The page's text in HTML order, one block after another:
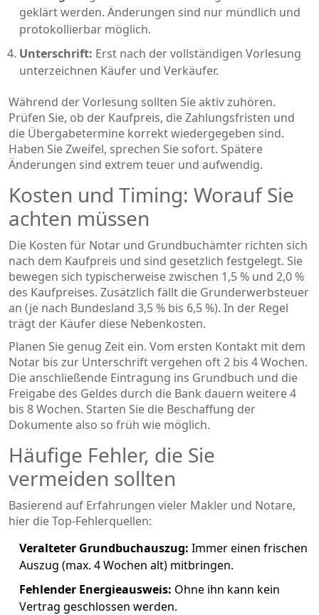
geklärt werden. Änderungen sind nur mündlich und
protokollierbar möglich.
Unterschrift: Erst nach der vollständigen Vorlesung
unterzeichnen Käufer und Verkäufer.
Während der Vorlesung sollten Sie aktiv zuhören.
Prüfen Sie, ob der Kaufpreis, die Zahlungsfristen und
die Übergabetermine korrekt wiedergegeben sind.
Haben Sie Zweifel, sprechen Sie sofort. Spätere
Änderungen sind extrem teuer und aufwendig.
Kosten und Timing: Worauf Sie
achten müssen
Die Kosten für Notar und Grundbuchämter richten sich
nach dem Kaufpreis und sind gesetzlich festgelegt. Sie
bewegen sich typischerweise zwischen 1,5 % und 2,0 %
des Kaufpreises. Zusätzlich fällt die Grunderwerbsteuer
an (je nach Bundesland 3,5 % bis 6,5 %). In der Regel
trägt der Käufer diese Nebenkosten.
Planen Sie genug Zeit ein. Vom ersten Kontakt mit dem
Notar bis zur Unterschrift vergehen oft 2 bis 4 Wochen.
Die anschließende Eintragung ins Grundbuch und die
Freigabe des Geldes durch die Bank dauern weitere 4
bis 8 Wochen. Starten Sie die Beschaffung der
Dokumente also so früh wie möglich.
Häufige Fehler, die Sie
vermeiden sollten
Basierend auf Erfahrungen vieler Makler und Notare,
hier die Top-Fehlerquellen:
Veralteter Grundbuchauszug: Immer einen frischen
Auszug (max. 4 Wochen alt) mitbringen.
Fehlender Energieausweis: Ohne ihn kann kein
Vertrag geschlossen werden.